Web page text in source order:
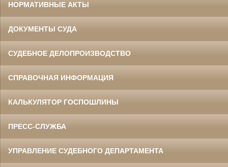
НОРМАТИВНЫЕ АКТЫ
ДОКУМЕНТЫ СУДА
СУДЕБНОЕ ДЕЛОПРОИЗВОДСТВО
СПРАВОЧНАЯ ИНФОРМАЦИЯ
КАЛЬКУЛЯТОР ГОСПОШЛИНЫ
ПРЕСС-СЛУЖБА
УПРАВЛЕНИЕ СУДЕБНОГО ДЕПАРТАМЕНТА